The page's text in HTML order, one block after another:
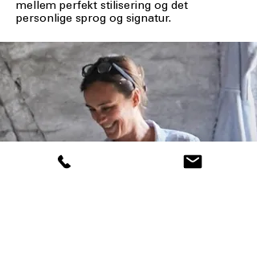
mellem perfekt stilisering og det
personlige sprog og signatur.